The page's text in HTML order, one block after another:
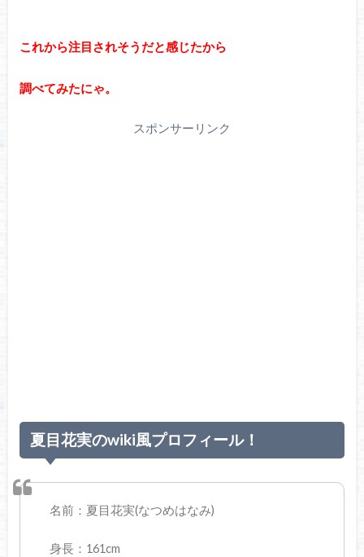
これから注目されそうだと感じたから
調べてみたにゃ。
スポンサーリンク
夏目花実のwiki風プロフィール！
名前：夏目花実(なつめはなみ)
身長：161cm